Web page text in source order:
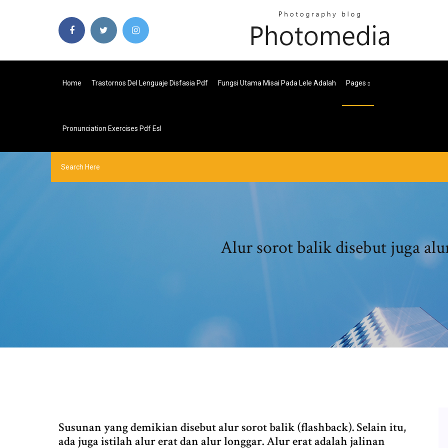
Home Trastornos Del Lenguaje Disfasia Pdf Fungsi Utama Misai Pada Lele Adalah Pages
Pronunciation Exercises Pdf Esl
Alur sorot balik disebut juga
Susunan yang demikian disebut alur sorot balik (flashback). Selain itu,
ada juga istilah alur erat dan alur longgar. Alur erat adalah jalinan